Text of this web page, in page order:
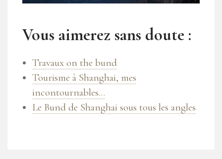
Vous aimerez sans doute :
Travaux on the bund
Tourisme à Shanghai, mes
incontournables…
Le Bund de Shanghai sous tous les angles